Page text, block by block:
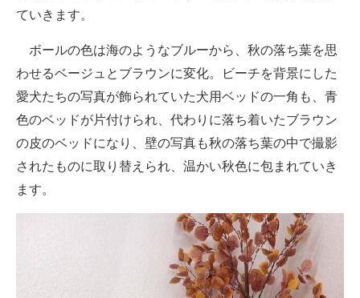
ていきます。
ボールの色は海のようなブルーから、秋の落ち葉を思
わせるベージュとブラウンに変化。ビーチを背景にした
愛犬たちの写真が飾られていた犬用ベッドの一角も、青
色のベッドが片付けられ、代わりに落ち着いたブラウン
の皮のベッドになり、壁の写真も秋の落ち葉の中で撮影
されたものに取り替えられ、温かい秋色に包まれていき
ます。